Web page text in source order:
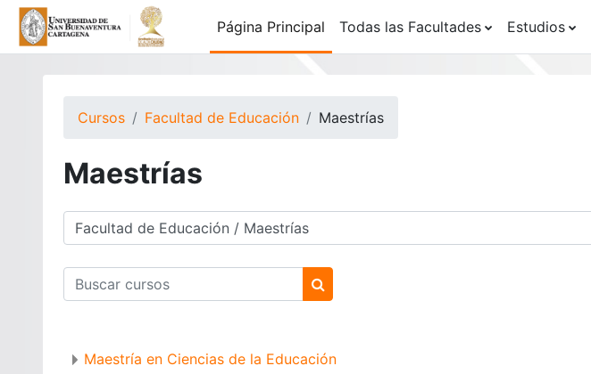
Salta al contenido principal
Página Principal
Todas las Facultades Estudios
Cursos Facultad de Educación Maestrías
Maestrías
Categorías
Buscar cursos
Buscar cursos
Maestría en Ciencias de la Educación